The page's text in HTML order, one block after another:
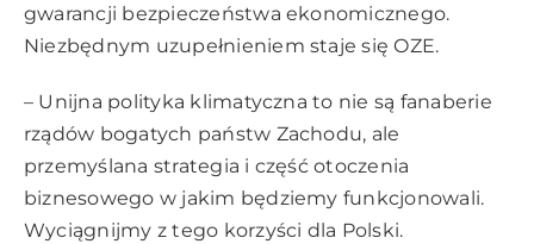
gwarancji bezpieczeństwa ekonomicznego.
Niezbędnym uzupełnieniem staje się OZE.
– Unijna polityka klimatyczna to nie są fanaberie
rządów bogatych państw Zachodu, ale
przemyślana strategia i część otoczenia
biznesowego w jakim będziemy funkcjonowali.
Wyciągnijmy z tego korzyści dla Polski.